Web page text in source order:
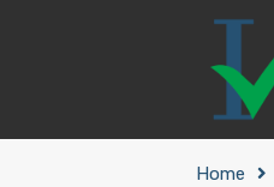
Home